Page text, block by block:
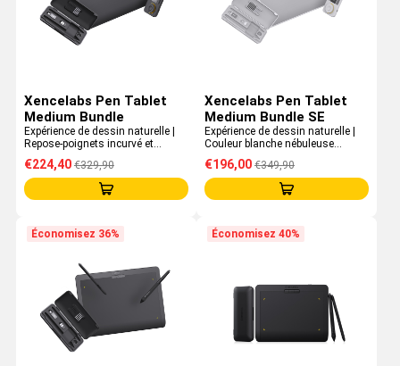
Xencelabs Pen Tablet
Medium Bundle
Expérience de dessin naturelle |
Repose-poignets incurvé et
Comprend des Quick Keys
€224,40 €329,90
Xencelabs Pen Tablet
Medium Bundle SE
Expérience de dessin naturelle |
Couleur blanche nébuleuse
incurvé et ergonomique |
Comprend des Quick Keys
€196,00 €349,90
Économisez 36% Économisez 40%